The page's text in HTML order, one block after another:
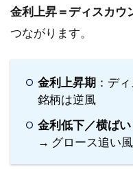
9.1
ルー
ル
9.3
退出
条件
（リ
金利上昇＝ディスカウ
つながります。
金利上昇期 ：デ
銘柄は逆風
金利低下／横ばい
→ グロース追い風